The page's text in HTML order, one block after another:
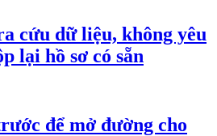
cứu dữ liệu, không yêu
lại hồ sơ có sẵn
để mở đường cho